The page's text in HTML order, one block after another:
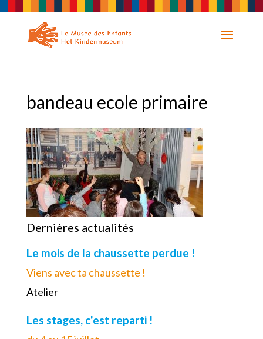
bandeau ecole primaire
Dernières actualités
Le mois de la chaussette perdue !
Viens avec ta chaussette !
Atelier
Les stages, c'est reparti !